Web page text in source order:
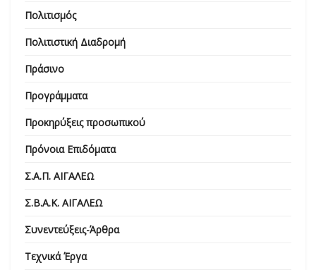
Πολιτισμός
Πολιτιστική Διαδρομή
Πράσινο
Προγράμματα
Προκηρύξεις προσωπικού
Πρόνοια Επιδόματα
Σ.Α.Π. ΑΙΓΑΛΕΩ
Σ.Β.Α.Κ. ΑΙΓΑΛΕΩ
Συνεντεύξεις-Άρθρα
Τεχνικά Έργα